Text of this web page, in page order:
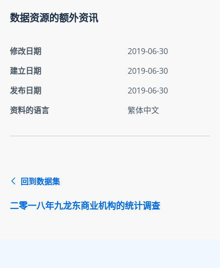
数据资源的额外资讯
修改日期
2019-06-30
建立日期
2019-06-30
发布日期
2019-06-30
资料的语言
繁体中文
回到数据集
二零一八年九龙东商业机构的统计调查